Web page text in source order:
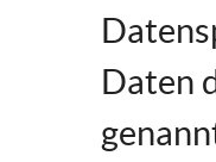
Daten